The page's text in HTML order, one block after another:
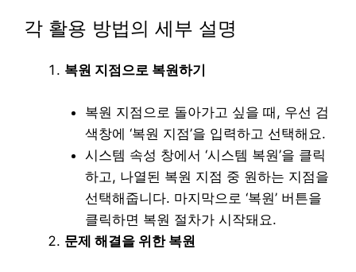
각 활용 방법의 세부 설명
복원 지점으로 복원하기
복원 지점으로 돌아가고 싶을 때, 우선 검
색창에 ‘복원 지점’을 입력하고 선택해요.
시스템 속성 창에서 ‘시스템 복원’을 클릭
하고, 나열된 복원 지점 중 원하는 지점을
선택해줍니다. 마지막으로 ‘복원’ 버튼을
클릭하면 복원 절차가 시작돼요.
문제 해결을 위한 복원